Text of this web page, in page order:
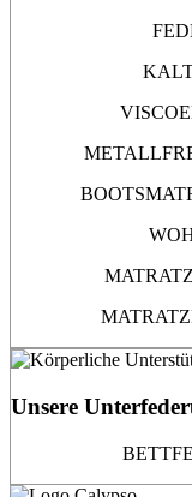
Unsere